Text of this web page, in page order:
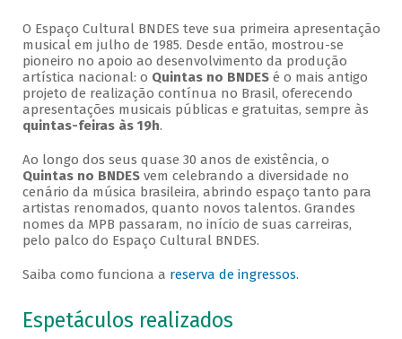
O Espaço Cultural BNDES teve sua primeira apresentação
musical em julho de 1985. Desde então, mostrou-se
pioneiro no apoio ao desenvolvimento da produção
artística nacional: o Quintas no BNDESé o mais antigo
projeto de realização contínua no Brasil, oferecendo
apresentações musicais públicas e gratuitas, sempre às
quintas-feiras às 19h.
Ao longo dos seus quase 30 anos de existência, o
Quintas no BNDESvem celebrando a diversidade no
cenário da música brasileira, abrindo espaço tanto para
artistas renomados, quanto novos talentos. Grandes
nomes da MPB passaram, no início de suas carreiras,
pelo palco do Espaço Cultural BNDES.
Saiba como funciona a reserva de ingressos.
Espetáculos realizados